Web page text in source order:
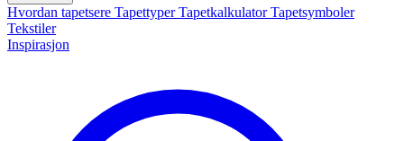
Hvordan tapetsere TapettyperTapetkalkulatorTapetsymboler
Tekstiler
Inspirasjon